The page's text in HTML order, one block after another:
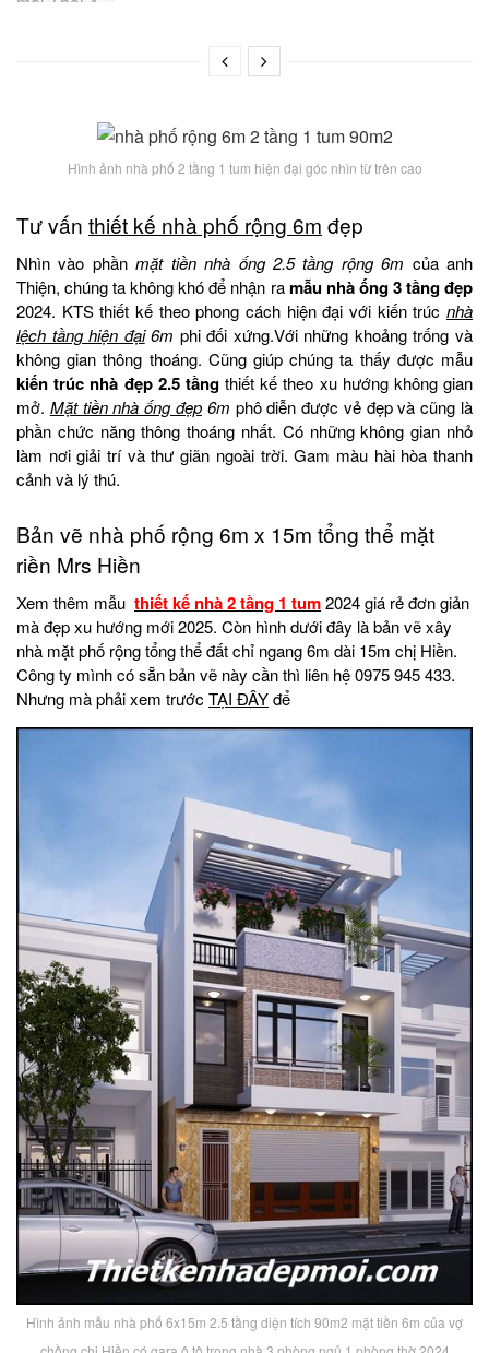
Hình ảnh nhà phố 2 tầng 1 tum hiện đại góc nhìn từ trên cao
Tư vấn thiết kế nhà phố rộng 6m đẹp
Nhìn vào phầnmặt tiền nhà ống 2.5 tầng rộng 6m của anh
Thiện, chúng ta không khó để nhận ramẫu nhà ống 3 tầng đẹp
2024. KTS thiết kế theo phong cách hiện đại với kiến trúc nhà
lệch tầng hiện đại6m phi đối xứng.Với những khoảng trống và
không gian thông thoáng. Cũng giúp chúng ta thấy được mẫu
kiến trúc nhà đẹp 2.5 tầngthiết kế theo xu hướng không gian
mở. Mặt tiền nhà ống đẹp6m phô diễn được vẻ đẹp và cũng là
phần chức năng thông thoáng nhất. Có những không gian nhỏ
làm nơi giải trí và thư giãn ngoài trời. Gam màu hài hòa thanh
cảnh và lý thú.
Bản vẽ nhà phố rộng 6m x 15m tổng thể mặt
riền Mrs Hiền
Xem thêm mẫu thiết kế nhà 2 tầng 1 tum2024 giá rẻ đơn giản
mà đẹp xu hướng mới 2025. Còn hình dưới đây là bản vẽ xây
nhà mặt phố rộng tổng thể đất chỉ ngang 6m dài 15m chị Hiền.
Công ty mình có sẵn bản vẽ này cần thì liên hệ 0975 945 433.
Nhưng mà phải xem trước TẠI ĐÂYđể
Hình ảnh mẫu nhà phố 6x15m 2.5 tầng diện tích 90m2 mặt tiền 6m của vợ